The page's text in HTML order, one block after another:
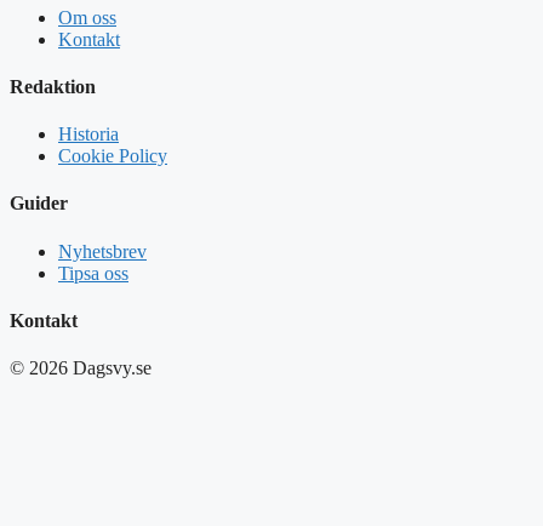
Om oss
Kontakt
Redaktion
Historia
Cookie Policy
Guider
Nyhetsbrev
Tipsa oss
Kontakt
© 2026 Dagsvy.se